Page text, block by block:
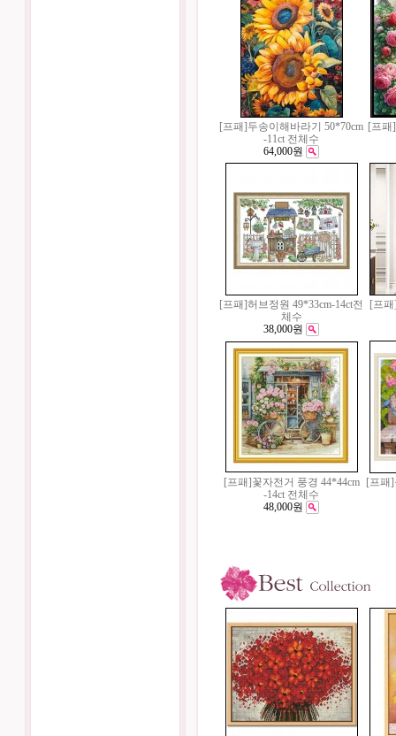
[프패]두송이해바라기 50*70cm
-11ct 전체수
64,000원
[프패
[프패]허브정원 49*33cm-14ct전
체수
38,000원
[프
[프패]꽃자전거 풍경 44*44cm
-14ct 전체수
48,000원
[프패]